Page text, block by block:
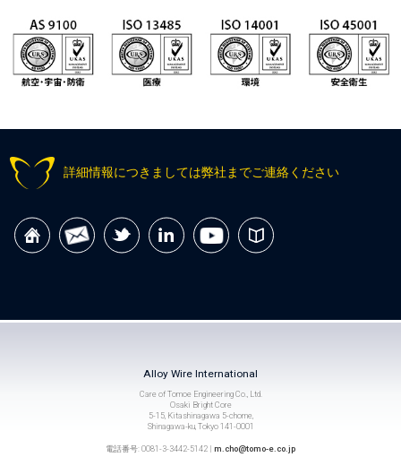
詳細情報につきましては弊社までご連絡ください
Alloy Wire International
Care of Tomoe Engineering Co., Ltd.
Osaki Bright Core
5-15, Kitashinagawa 5-chome,
Shinagawa-ku, Tokyo 141-0001
電話番号: 0081-3-3442-5142 | m.cho@tomo-e.co.jp